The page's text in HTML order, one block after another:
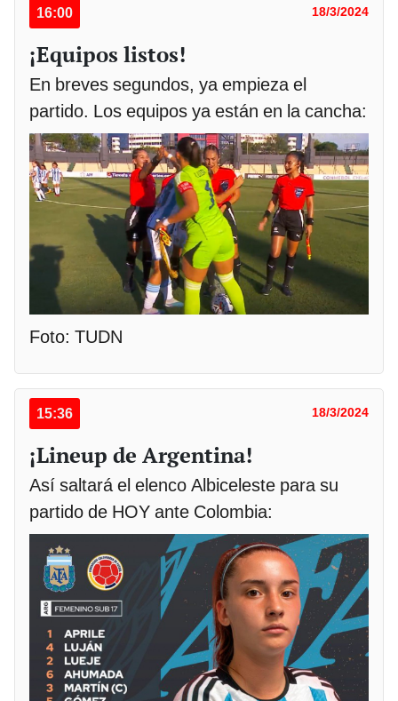
16:00 18/3/2024
¡Equipos listos!
En breves segundos, ya empieza el
partido. Los equipos ya están en la cancha:
Foto: TUDN
15:36 18/3/2024
¡Lineup de Argentina!
Así saltará el elenco Albiceleste para su
partido de HOY ante Colombia: